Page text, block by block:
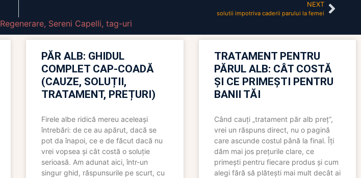
NEXT
solutii impotriva caderii parului la femei
Regenerare, Sereni Capelli, tag-uri
PĂR ALB: GHIDUL
COMPLET CAP-COADĂ
(CAUZE, SOLUȚII,
TRATAMENT, PREȚURI)
Firele albe ridică mereu aceleași
întrebări: de ce au apărut, dacă se
pot da înapoi, ce e de făcut dacă nu
vrei vopsea și cât costă o soluție
serioasă. Am adunat aici, într-un
singur ghid, răspunsurile pe scurt, cu
TRATAMENT PENTRU
PĂRUL ALB: CÂT COSTĂ
ȘI CE PRIMEȘTI PENTRU
BANII TĂI
Când cauți „tratament păr alb preț”,
vrei un răspuns direct, nu o pagină
care ascunde costul până la final. Îți
dăm mai jos prețurile clare, ce
primești pentru fiecare produs și cum
alegi fără să plătești mai mult decât ai